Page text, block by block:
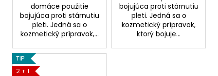
domáce použitie
bojujúca proti stárnutiu
pleti. Jedná sa o
kozmetický prípravok,...
bojujúca proti stárnutiu
pleti. Jedná sa o
kozmetický prípravok,
ktorý bojuje...
TIP
2 + 1